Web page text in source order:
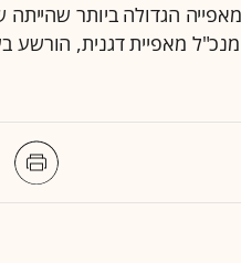
הגדולה ביותר
אוברקוביץ', מנכ"ל מאפיית